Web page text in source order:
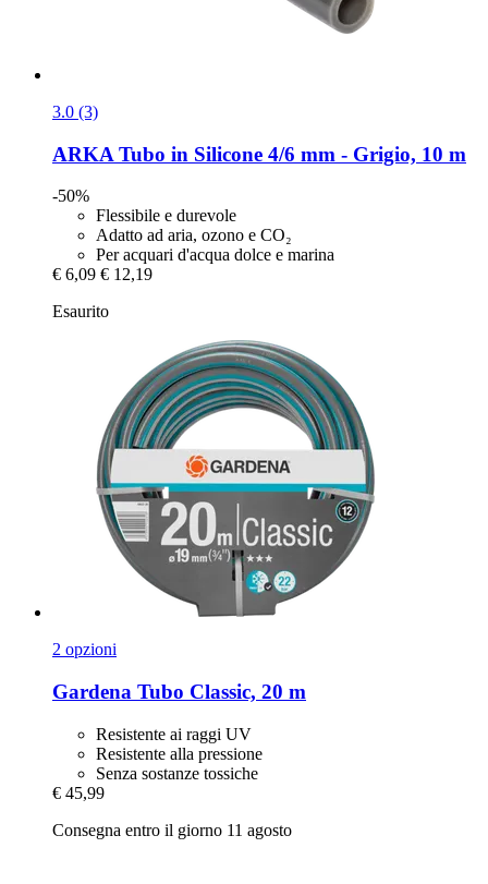
3.0 (3)
ARKA Tubo in Silicone 4/6 mm -​ Grigio, 10 m
-50%
Flessibile e durevole
Adatto ad aria, ozono e CO₂
Per acquari d'acqua dolce e marina
€ 6,09 € 12,19
Esaurito
2 opzioni
Gardena Tubo Classic, 20 m
Resistente ai raggi UV
Resistente alla pressione
Senza sostanze tossiche
€ 45,99
Consegna entro il giorno 11 agosto